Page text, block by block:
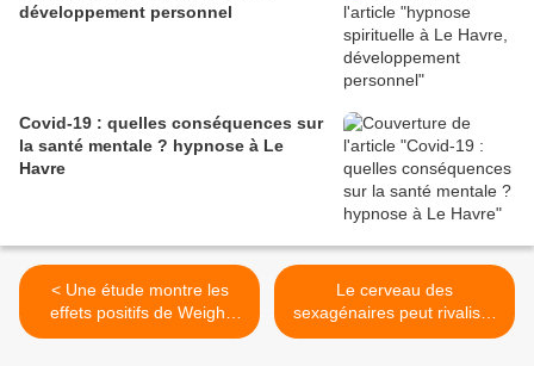
développement personnel
Covid-19 : quelles conséquences sur
la santé mentale ? hypnose à Le
Havre
< Une étude montre les
effets positifs de Weight
Watchers
Le cerveau des
sexagénaires peut rivaliser
avec celui des plus jeunes >